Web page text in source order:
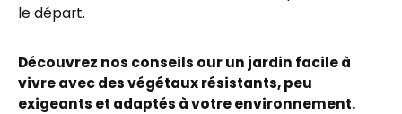
le départ.
Découvrez nos conseils our un jardin facile à
vivre avec des végétaux résistants, peu
exigeants et adaptés à votre environnement.